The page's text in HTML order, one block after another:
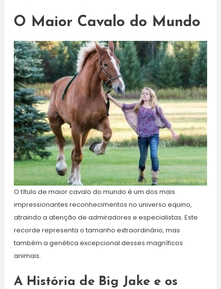
O Maior Cavalo do Mundo
O título de maior cavalo do mundo é um dos mais
impressionantes reconhecimentos no universo equino,
atraindo a atenção de admiradores e especialistas. Este
recorde representa o tamanho extraordinário, mas
também a genética excepcional desses magníficos
animais.
A História de Big Jake e os